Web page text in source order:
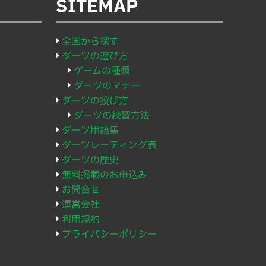
SITEMAP
全国から探す
ダーツの遊び方
ゲームの種類
ダーツのマナー
ダーツの投げ方
ダーツの練習方法
ダーツ用語集
ダーツレーティング表
ダーツの歴史
無料掲載のお申込み
お問合せ
運営会社
利用規約
プライバシーポリシー